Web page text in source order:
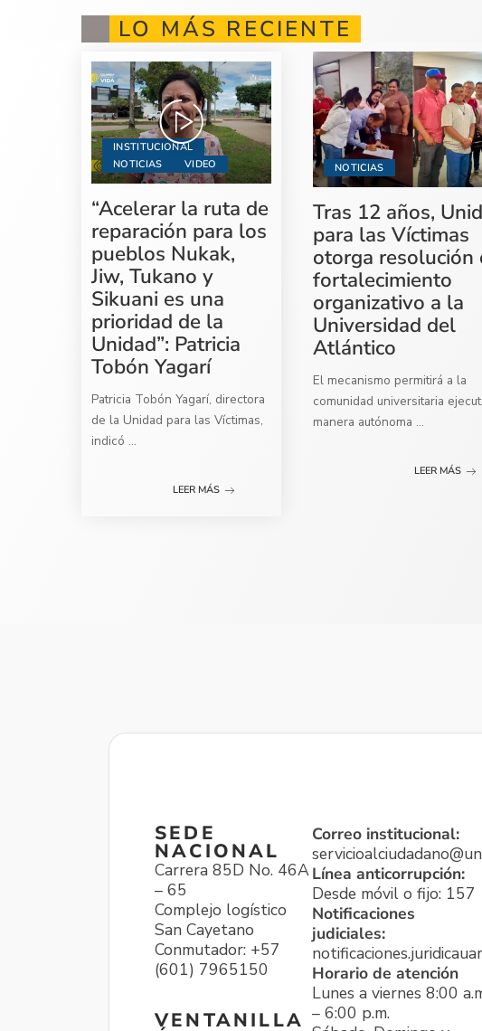
LO MÁS RECIENTE
INSTITUCIONAL
NOTICIAS
VIDEO
“Acelerar la ruta de
reparación para los
pueblos Nukak,
Jiw, Tukano y
Sikuani es una
prioridad de la
Unidad”: Patricia
Tobón Yagarí
Patricia Tobón Yagarí, directora
de la Unidad para las Víctimas,
indicó ...
LEER MÁS
NOTICIAS
Tras 12 años,
para las Víctimas
otorga resolución
fortalecimiento
organizativo a la
Universidad del
Atlántico
El mecanismo permitirá a la
comunidad universitaria
manera autónoma ...
LEER MÁS
SEDE
NACIONAL
Carrera 85D No. 46A
– 65
Complejo logístico
San Cayetano
Conmutador: +57
(601) 7965150
VENTANILLA
Correo institucional:
Línea anticorrupción:
Desde móvil o fijo: 157
Notificaciones
judiciales:
Horario de atención
Lunes a viernes 8:00
– 6:00 p.m.